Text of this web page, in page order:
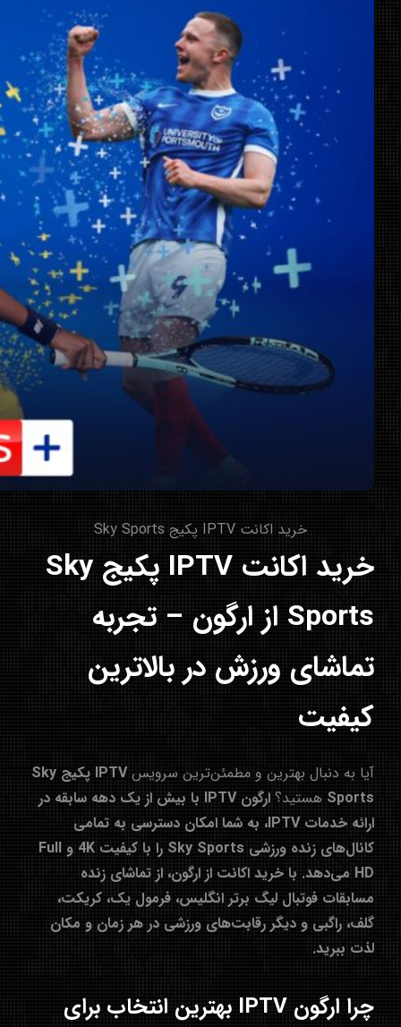
خرید اکانت IPTV پکیج Sky Sports
خرید اکانت IPTV پکیج Sky
Sports از ارگون – تجربه
تماشای ورزش در بالاترین
کیفیت
آیا به دنبال بهترین و مطمئن‌ترین سرویس
IPTV پکیج Sky
Sports هستید؟
ارگون IPTV با بیش از یک دهه سابقه در
ارائه خدمات IPTV، به شما امکان دسترسی به تمامی
کانال‌های زنده ورزشی Sky Sports را با کیفیت 4K و Full
HD می‌دهد. با خرید اکانت از ارگون، از تماشای زنده
مسابقات فوتبال لیگ برتر انگلیس، فرمول یک، کریکت،
گلف، راگبی و دیگر رقابت‌های ورزشی در هر زمان و مکان
لذت ببرید.
چرا ارگون IPTV بهترین انتخاب برای